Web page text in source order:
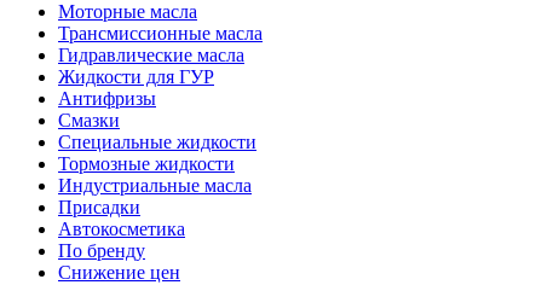
Моторные масла
Трансмиссионные масла
Гидравлические масла
Жидкости для ГУР
Антифризы
Смазки
Специальные жидкости
Тормозные жидкости
Индустриальные масла
Присадки
Автокосметика
По бренду
Снижение цен